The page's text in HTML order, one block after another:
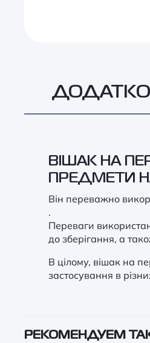
ВІШАК НА
ПРЕДМЕТИ
Він переважно
.
Переваги
до зберігання, а
В цілому, вішак на
застосування в
РЕКОМЕНДУЕМ